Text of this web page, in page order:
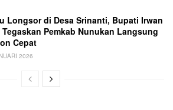
Longsor di Desa Srinanti, Bupati Irwan
Tegaskan Pemkab Nunukan Langsung
Cepat
2026